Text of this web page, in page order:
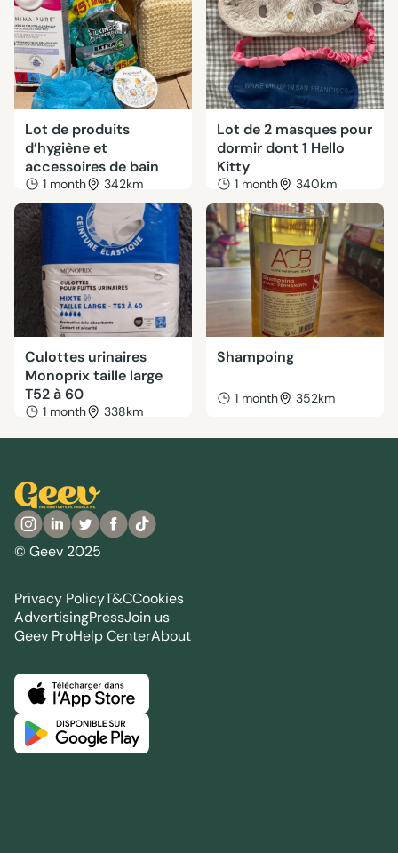
Lot de produits
d’hygiène et
accessoires de bain
1 month 342km
Lot de 2 masques pour
dormir dont 1 Hello
Kitty
1 month 340km
Culottes urinaires
Monoprix taille large
T52 à 60
1 month 338km
Shampoing
1 month 352km
© Geev 2025
Privacy PolicyT&CCookies
AdvertisingPressJoin us
Geev ProHelp CenterAbout